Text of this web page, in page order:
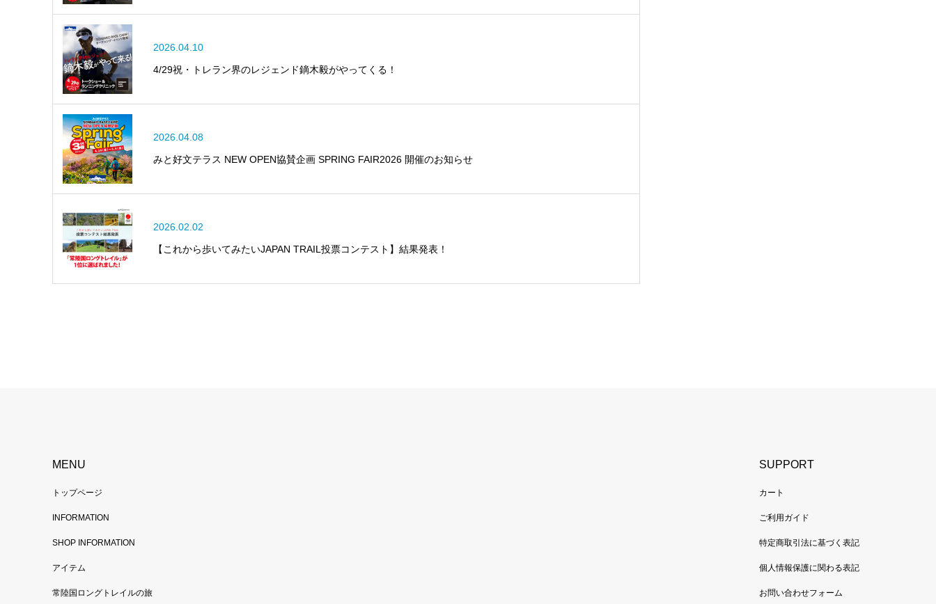
2026.04.10
4/29祝・トレラン界のレジェンド鏑木毅がやってくる！
2026.04.08
みと好文テラス NEW OPEN協賛企画 SPRING FAIR2026 開催のお知らせ
2026.02.02
【これから歩いてみたいJAPAN TRAIL投票コンテスト】結果発表！
MENU
トップページ
INFORMATION
SHOP INFORMATION
アイテム
常陸国ロングトレイルの旅
SUPPORT
カート
ご利用ガイド
特定商取引法に基づく表記
個人情報保護に関わる表記
お問い合わせフォーム